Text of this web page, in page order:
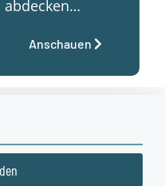
abdecken…
Anschauen